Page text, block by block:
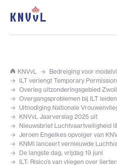
KNVvL
Bedreiging voor
ILT verlengt Temporary
Overleg uitzonderingsgebied
Overgangsproblemen bij ILT
Uitnodiging Nationale
KNVvL Jaarverslag 2025 uit
Nieuwsbrief Luchtvaartveiligheid
Jeroen Engelkes opvolger van
KNMI lanceert vernieuwde
De langste dag, vrijdag 19 juni
ILT: Risico’s van vliegen over